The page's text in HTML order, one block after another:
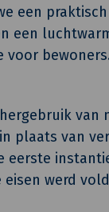
een
een
voor
plaats van
werd